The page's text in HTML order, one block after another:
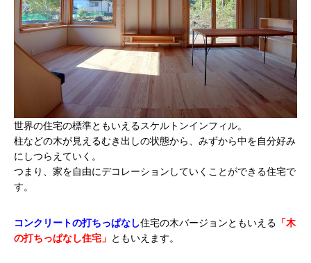
世界の住宅の標準ともいえるスケルトンインフィル。
柱などの木が見えるむき出しの状態から、みずから中を自分好み
にしつらえていく。
つまり、家を自由にデコレーションしていくことができる住宅で
す。
コンクリートの打ちっぱなし住宅の木バージョンともいえる 「木
の打ちっぱなし住宅」 ともいえます。